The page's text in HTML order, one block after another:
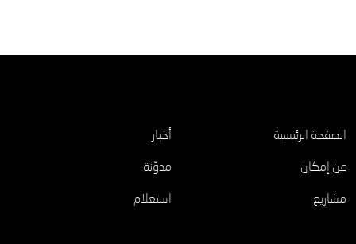
الصفحة الرئيسية
عن إمكان
مشاريع
أخبار
مدوّنة
استعلام